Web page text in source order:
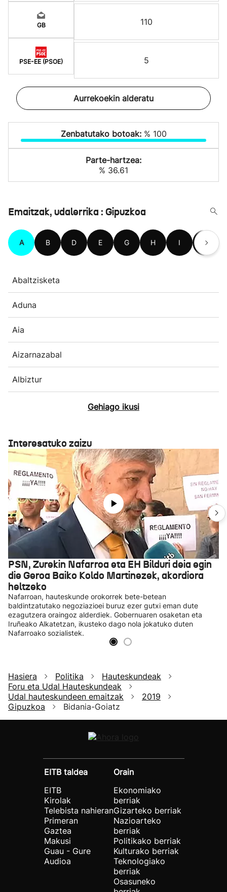
GB
PSE-EE (PSOE)
110
5
Aurrekoekin alderatu
Zenbatutako botoak: % 100
Parte-hartzea:
% 36.61
Emaitzak, udalerrika : Gipuzkoa
A B D E G H I L
Abaltzisketa
Aduna
Aia
Aizarnazabal
Albiztur
Gehiago ikusi
Interesatuko zaizu
PSN, Zurekin Nafarroa eta EH Bilduri deia egin
die Geroa Baiko Koldo Martinezek, akordiora
heltzeko
Nafarroan, hauteskunde orokorrek bete-betean
baldintzatutako negoziazioei buruz ezer gutxi eman dute
ezagutzera oraingoz alderdiek. Gobernuaren osaketan eta
Iruñeako Alkatetzan, ikusteko dago nola jokatuko duten
Nafarroako sozialistek.
Hasiera Politika
Hauteskundeak
Foru eta Udal Hauteskundeak
Udal hauteskundeen emaitzak
2019
Gipuzkoa
Bidania-Goiatz
EITB taldea
EITB
Kirolak
Telebista nahieran
Primeran
Gaztea
Makusi
Guau - Gure
Audioa
Orain
Ekonomiako
berriak
Gizarteko berriak
Nazioarteko
berriak
Politikako berriak
Kulturako berriak
Teknologiako
berriak
Osasuneko